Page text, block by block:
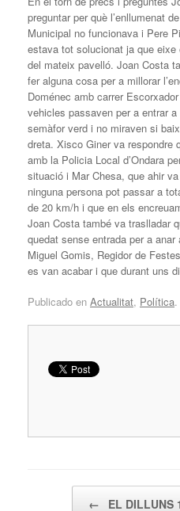
preguntar per què l’enllumenat
Municipal no funcionava i Pere
estava tot solucionat ja que
del mateix pavelló. Joan Costa
fer alguna cosa per a millorar
Doménec amb carrer
vehicles passaven per a entrar
semàfor verd i no miraven si
dreta. Xisco Giner va respondre
amb la Policia Local d’Ondara
situació i Mar Chesa, que ahir
ninguna persona pot passar a
de 20 km/h i que en els
Joan Costa també va traslladar
quedat sense entrada per a
Miguel Gomis, Regidor de
es van acabar i que durant uns
Publicado en Actualitat, Política.
← EL DILLUNS